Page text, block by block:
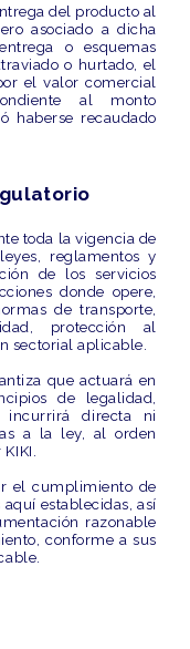
del producto al
asociado a dicha
o esquemas
o hurtado, el
elvalor comercial
al monto
haberse recaudado
toda la vigencia de
reglamentos y
de los servicios
donde opere,
de transporte,
protección al
sectorial aplicable.
que actuará en
de legalidad,
directa ni
a la ley, al orden
el cumplimiento de
establecidas, así
razonable
conforme a sus